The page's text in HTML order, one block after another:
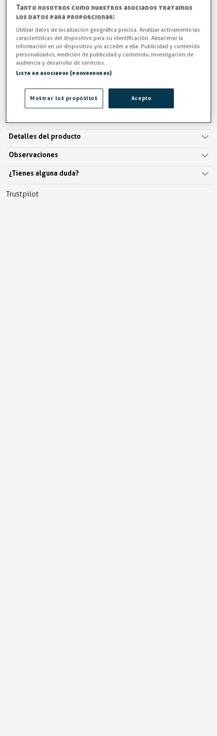
entradas de sonda NTC.
ENTREGA EN 7 DÍAS
84,69 €
IVA excl. 69,99€
Detalles del producto
Observaciones
¿Tienes alguna duda?
Trustpilot
Tanto nosotros como nuestros asociados tratamos
los datos para proporcionar:
Utilizar datos de localización geográfica precisa. Analizar activamente las
características del dispositivo para su identificación. Almacenar la
información en un dispositivo y/o acceder a ella. Publicidad y contenido
personalizados, medición de publicidad y contenido, investigación de
audiencia y desarrollo de servicios.
Lista de asociados (proveedores)
Acepto
Mostrar los propósitos